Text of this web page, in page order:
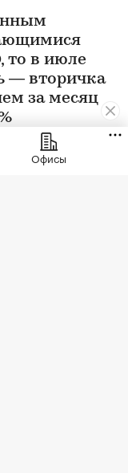
то в июле
— вторичка
за месяц
Офисы